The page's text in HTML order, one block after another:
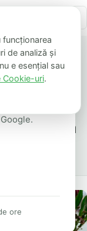
automatizarea
optimizat
ore
de analiză și
e esențial sau
Cookie-uri.